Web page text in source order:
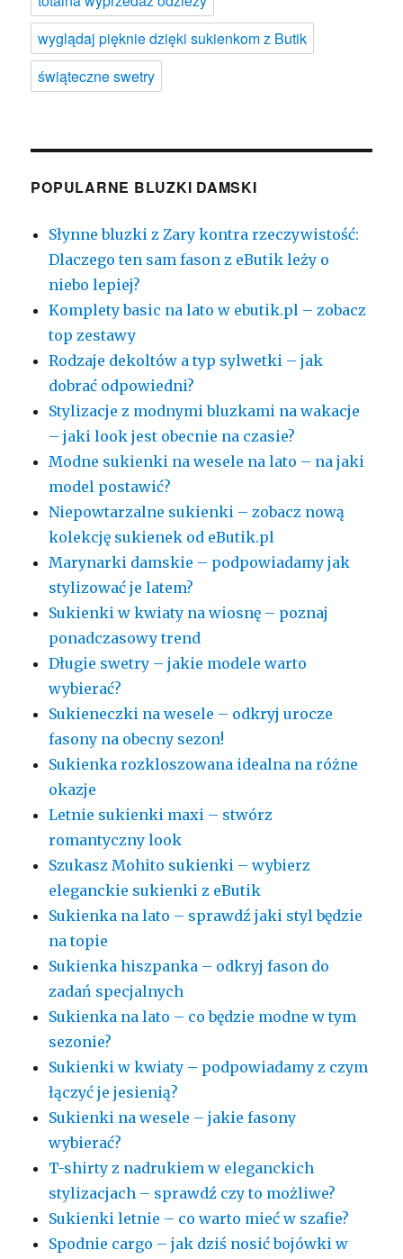
wyglądaj pięknie dzięki sukienkom z Butik
świąteczne swetry
POPULARNE BLUZKI DAMSKI
Słynne bluzki z Zary kontra rzeczywistość:
Dlaczego ten sam fason z eButik leży o
niebo lepiej?
Komplety basic na lato w ebutik.pl – zobacz
top zestawy
Rodzaje dekoltów a typ sylwetki – jak
dobrać odpowiedni?
Stylizacje z modnymi bluzkami na wakacje
– jaki look jest obecnie na czasie?
Modne sukienki na wesele na lato – na jaki
model postawić?
Niepowtarzalne sukienki – zobacz nową
kolekcję sukienek od eButik.pl
Marynarki damskie – podpowiadamy jak
stylizować je latem?
Sukienki w kwiaty na wiosnę – poznaj
ponadczasowy trend
Długie swetry – jakie modele warto
wybierać?
Sukieneczki na wesele – odkryj urocze
fasony na obecny sezon!
Sukienka rozkloszowana idealna na różne
okazje
Letnie sukienki maxi – stwórz
romantyczny look
Szukasz Mohito sukienki – wybierz
eleganckie sukienki z eButik
Sukienka na lato – sprawdź jaki styl będzie
na topie
Sukienka hiszpanka – odkryj fason do
zadań specjalnych
Sukienka na lato – co będzie modne w tym
sezonie?
Sukienki w kwiaty – podpowiadamy z czym
łączyć je jesienią?
Sukienki na wesele – jakie fasony
wybierać?
T-shirty z nadrukiem w eleganckich
stylizacjach – sprawdź czy to możliwe?
Sukienki letnie – co warto mieć w szafie?
Spodnie cargo – jak dziś nosić bojówki w